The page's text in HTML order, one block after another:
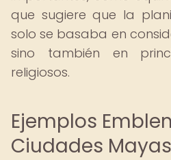
que sugiere que la
solo se basaba en
sino también en
religiosos.
Ejemplos
Ciudades Mayas